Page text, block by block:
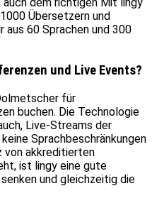
Übersetzern und
60 Sprachen und 300
und Live Events?
für
buchen. Die Technologie
Live-Streams der
Sprachbeschränkungen
von akkreditierten
ist lingy eine gute
und gleichzeitig die